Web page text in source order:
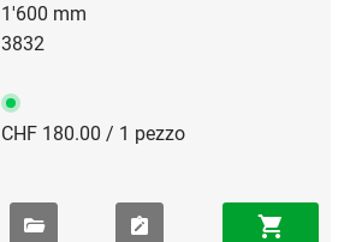
1'600 mm
3832
CHF 180.00 / 1 pezzo